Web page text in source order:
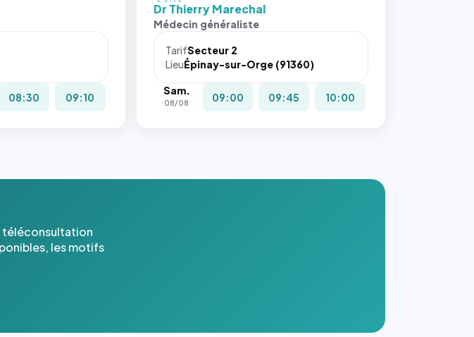
08:30 09:10
Sans ces
navigateur
pas la
place, et
Dr Thierry Marechal
Médecin généraliste
TarifSecteur 2
LieuÉpinay-sur-Orge (91360)
Sam.
08/08 09:00 09:45 10:00
téléconsultation
les motifs